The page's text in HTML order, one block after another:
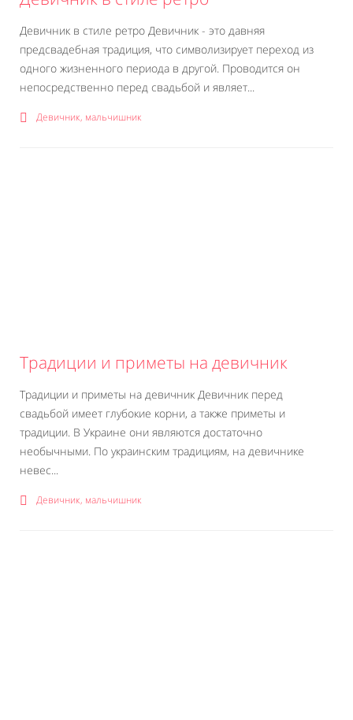
Девичник в стиле ретро Девичник - это давняя
предсвадебная традиция, что символизирует переход из
одного жизненного периода в другой. Проводится он
непосредственно перед свадьбой и являет...
Девичник, мальчишник
Традиции и приметы на девичник
Традиции и приметы на девичник Девичник перед
свадьбой имеет глубокие корни, а также приметы и
традиции. В Украине они являются достаточно
необычными. По украинским традициям, на девичнике
невес...
Девичник, мальчишник